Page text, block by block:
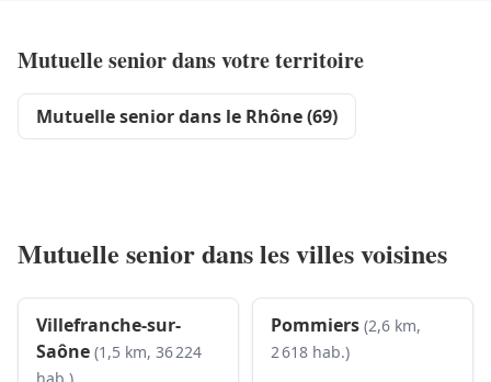
Mutuelle senior dans votre territoire
Mutuelle senior dans le Rhône (69)
Mutuelle senior dans les villes voisines
Villefranche-sur-
Saône (1,5 km, 36 224
Pommiers (2,6 km,
2 618 hab.)